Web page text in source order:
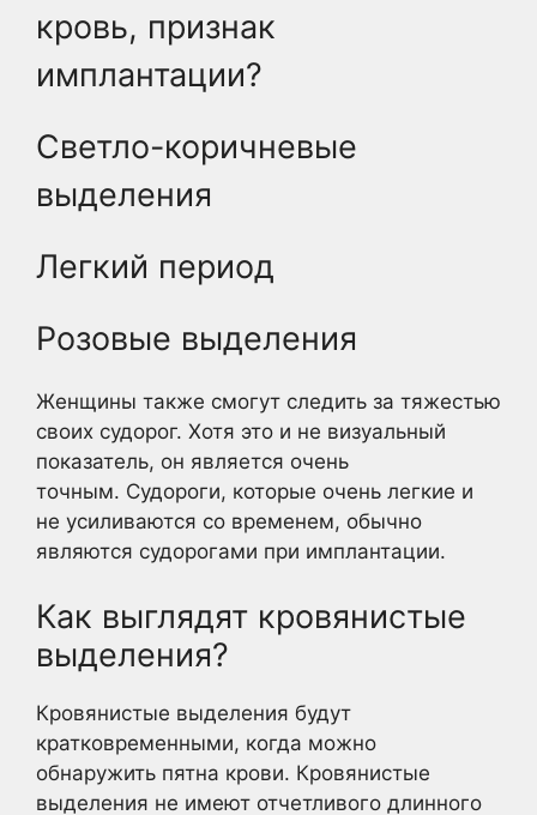
кровь, признак
имплантации?
Светло-коричневые
выделения
Легкий период
Розовые выделения
Женщины также смогут следить за тяжестью
своих судорог. Хотя это и не визуальный
показатель, он является очень
точным. Судороги, которые очень легкие и
не усиливаются со временем, обычно
являются судорогами при имплантации.
Как выглядят кровянистые
выделения?
Кровянистые выделения будут
кратковременными, когда можно
обнаружить пятна крови. Кровянистые
выделения не имеют отчетливого длинного